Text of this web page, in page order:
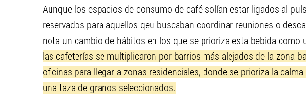
Aunque los espacios de consumo de café solían estar ligados al
reservados para aquellos qeu buscaban coordinar reuniones o
nota un cambio de hábitos en los que se prioriza esta bebida como
las cafeterías se multiplicaron por barrios más alejados de la zona
oficinas para llegar a zonas residenciales, donde se prioriza la
una taza de granos seleccionados.